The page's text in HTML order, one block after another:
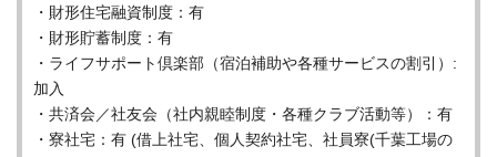
・財形住宅融資制度：有
・財形貯蓄制度：有
・ライフサポート倶楽部（宿泊補助や各種サービスの割引）:
加入
・共済会／社友会（社内親睦制度・各種クラブ活動等）：有
・寮社宅：有 (借上社宅、個人契約社宅、社員寮(千葉工場の